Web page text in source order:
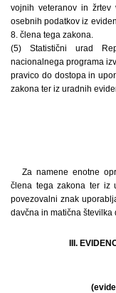
vojnih veteranov in
osebnih podatkov iz
8. člena tega zakona.
(5) Statistični urad
nacionalnega programa
pravico do dostopa in
zakona ter iz uradnih
Za namene enotne
člena tega zakona ter iz
povezovalni znak
davčna in matična številka
III.